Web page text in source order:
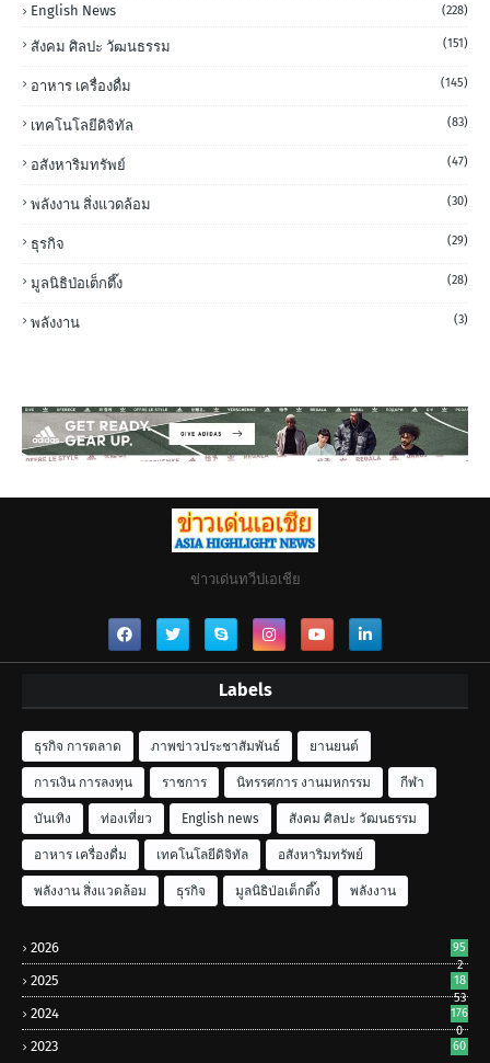
English News (228)
สังคม ศิลปะ วัฒนธรรม (151)
อาหาร เครื่องดื่ม (145)
เทคโนโลยีดิจิทัล (83)
อสังหาริมทรัพย์ (47)
พลังงาน สิ่งแวดล้อม (30)
ธุรกิจ (29)
มูลนิธิป่อเต็กตึ๊ง (28)
พลังงาน (3)
ข่าวเด่นทวีปเอเชีย
Labels
ธุรกิจ การตลาด ภาพข่าวประชาสัมพันธ์ ยานยนต์
การเงิน การลงทุน ราชการ นิทรรศการ งานมหกรรม กีฬา
บันเทิง ท่องเที่ยว English news สังคม ศิลปะ วัฒนธรรม
อาหาร เครื่องดื่ม เทคโนโลยีดิจิทัล อสังหาริมทรัพย์
พลังงาน สิ่งแวดล้อม ธุรกิจ มูลนิธิป่อเต็กตึ๊ง พลังงาน
2026
95
2
2025
18
53
2024
176
0
2023 60